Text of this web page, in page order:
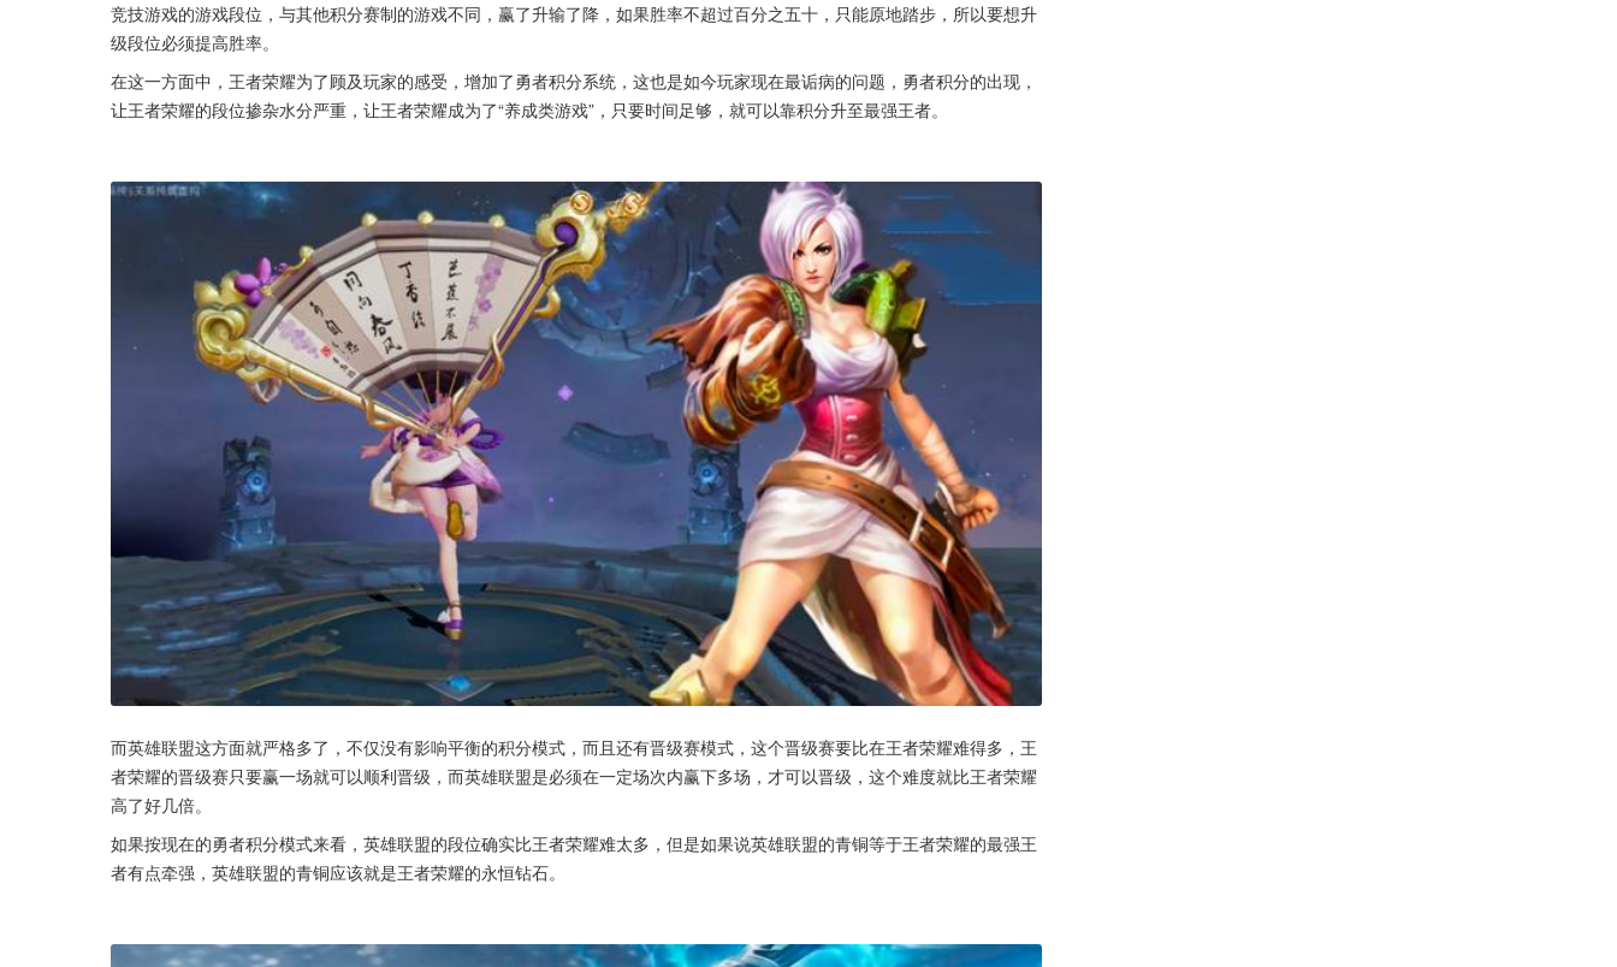
竞技游戏的游戏段位，与其他积分赛制的游戏不同，赢了升输了降，如果胜率不超过百分之五十，只能原地踏步，所以要想升
级段位必须提高胜率。
在这一方面中，王者荣耀为了顾及玩家的感受，增加了勇者积分系统，这也是如今玩家现在最诟病的问题，勇者积分的出现，
让王者荣耀的段位掺杂水分严重，让王者荣耀成为了“养成类游戏”，只要时间足够，就可以靠积分升至最强王者。
而英雄联盟这方面就严格多了，不仅没有影响平衡的积分模式，而且还有晋级赛模式，这个晋级赛要比在王者荣耀难得多，王
者荣耀的晋级赛只要赢一场就可以顺利晋级，而英雄联盟是必须在一定场次内赢下多场，才可以晋级，这个难度就比王者荣耀
高了好几倍。
如果按现在的勇者积分模式来看，英雄联盟的段位确实比王者荣耀难太多，但是如果说英雄联盟的青铜等于王者荣耀的最强王
者有点牵强，英雄联盟的青铜应该就是王者荣耀的永恒钻石。